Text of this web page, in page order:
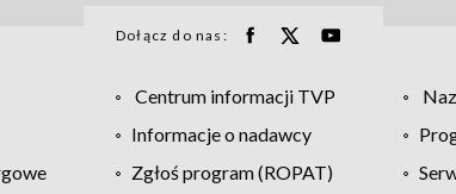
Dołącz do nas:
Centrum informacji TVP
Informacje o nadawcy
Zgłoś program (ROPAT)